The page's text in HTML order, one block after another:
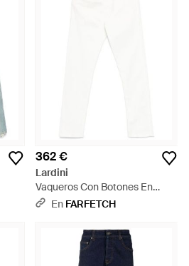
362 €
Lardini
Vaqueros Con Botones En
Relieve - Blanco
En FARFETCH